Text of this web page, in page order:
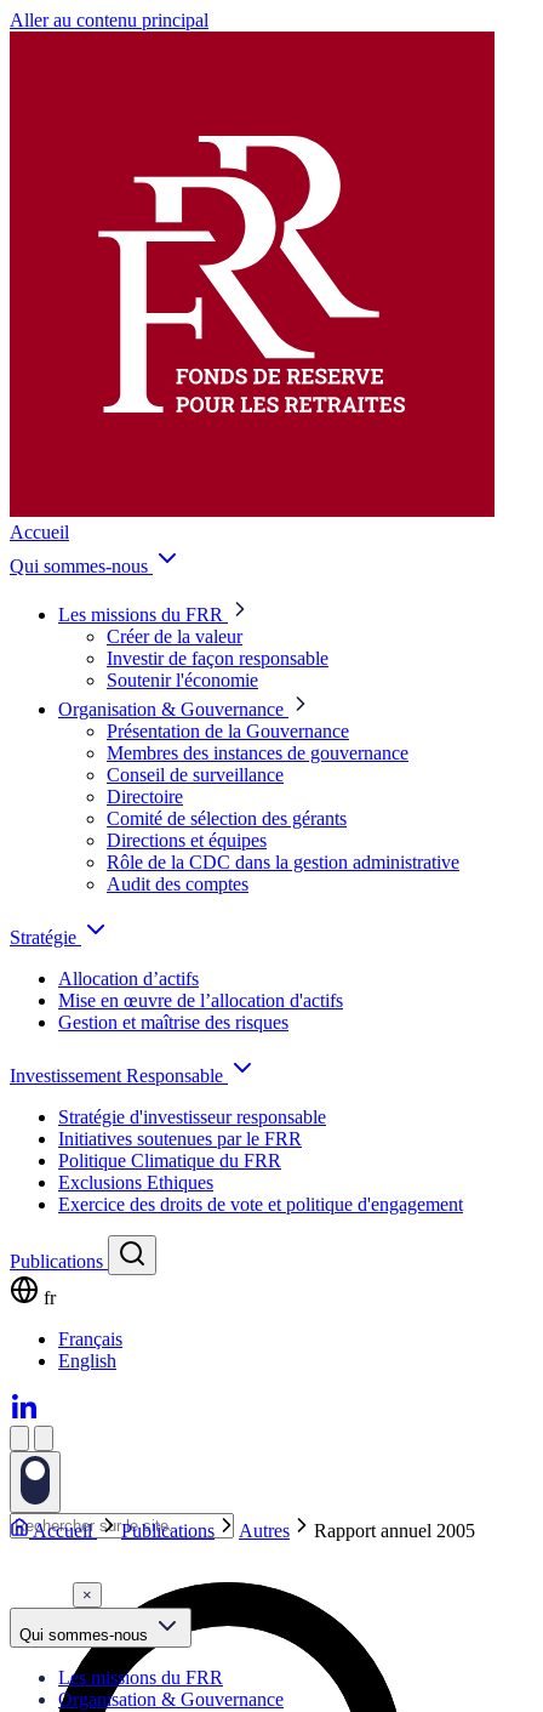
Aller au contenu principal
Accueil
Qui sommes-nous
Les missions du FRR
Créer de la valeur
Investir de façon responsable
Soutenir l'économie
Organisation & Gouvernance
Présentation de la Gouvernance
Membres des instances de gouvernance
Conseil de surveillance
Directoire
Comité de sélection des gérants
Directions et équipes
Rôle de la CDC dans la gestion administrative
Audit des comptes
Stratégie
Allocation d’actifs
Mise en œuvre de l’allocation d'actifs
Gestion et maîtrise des risques
Investissement Responsable
Stratégie d'investisseur responsable
Initiatives soutenues par le FRR
Politique Climatique du FRR
Exclusions Ethiques
Exercice des droits de vote et politique d'engagement
Publications
fr
Français
English
Accueil Publications Autres Rapport annuel 2005
×
Qui sommes-nous
Les missions du FRR
Organisation & Gouvernance